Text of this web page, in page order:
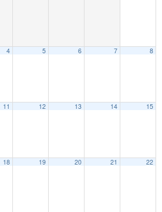
4 5 6 7 8
11 12 13 14 15
18 19 20 21 22